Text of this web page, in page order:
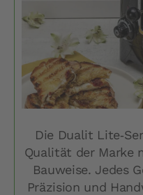
Die Dualit
Qualität der Marke
Bauweise. Jedes
Präzision und